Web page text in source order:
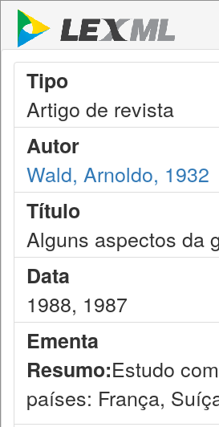
Tipo
Artigo de revista
Autor
Wald, Arnoldo, 1932
Título
Alguns aspectos da
Data
1988, 1987
Ementa
Resumo:Estudo
países: França,